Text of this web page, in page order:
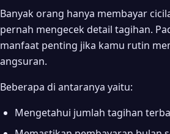
Banyak orang hanya membayar
pernah mengecek detail tagihan.
manfaat penting jika kamu rutin
angsuran.
Beberapa di antaranya yaitu:
Mengetahui jumlah tagihan